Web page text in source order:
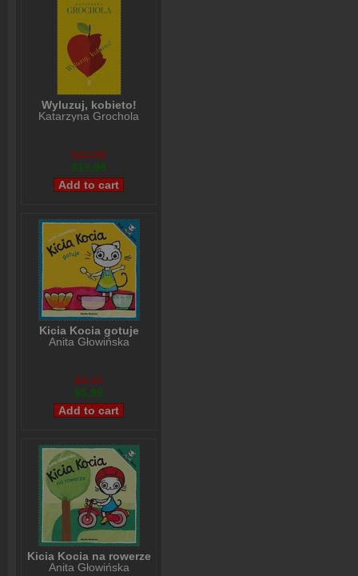
Wyluzuj, kobieto!
Katarzyna Grochola
$24,99
$19,99
Kicia Kocia gotuje
Anita Głowińska
$8,00
$5,99
Kicia Kocia na rowerze
Anita Głowińska